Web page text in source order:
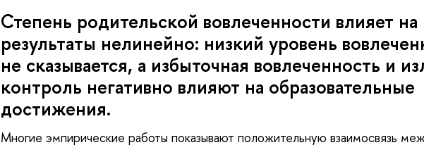
Степень родительской вовлеченности влияет
результаты нелинейно: низкий уровень
не сказывается, а избыточная вовлеченность и
контроль негативно влияют на образовательные
достижения.
Многие эмпирические работы показывают положительную взаимосвязь